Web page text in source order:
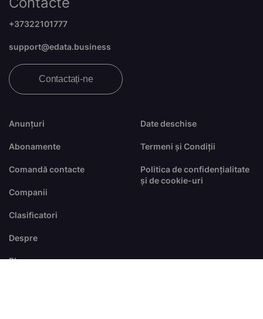
Anunțuri
Abonamente
Comandă contacte
Companii
Clasificatori
Despre
Blog
Date deschise
Termeni și Condiții
Politica de confidențialitate
și de cookie-uri
+37322101777
support@edata.business
Contactați-ne